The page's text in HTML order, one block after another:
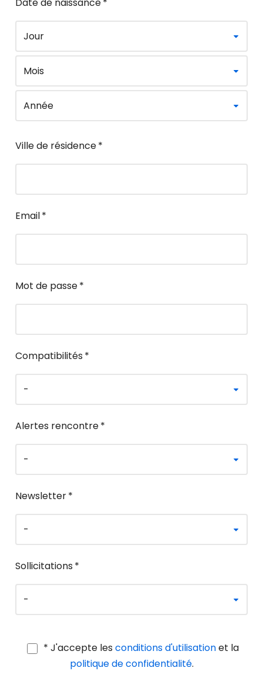
Ville de résidence*
Email*
Mot de passe*
Compatibilités *
Alertes rencontre*
Newsletter*
Sollicitations *
* J'accepte les conditions d'utilisationet la
politique de confidentialité.